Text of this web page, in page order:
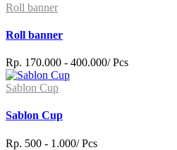
Roll banner
Roll banner
Rp. 170.000 - 400.000/ Pcs
Sablon Cup
Sablon Cup
Rp. 500 - 1.000/ Pcs